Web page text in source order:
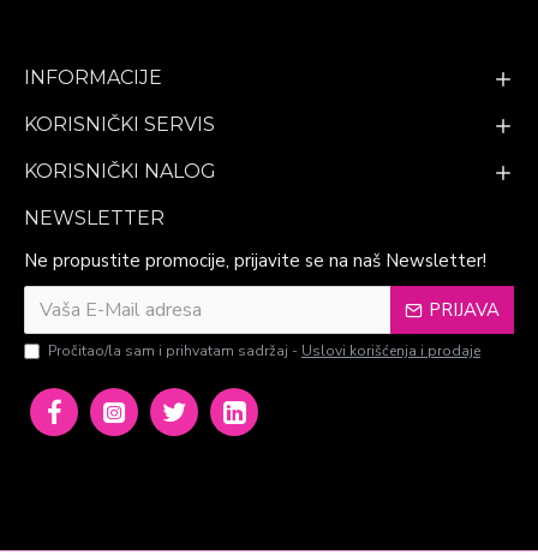
INFORMACIJE
KORISNIČKI SERVIS
KORISNIČKI NALOG
NEWSLETTER
Ne propustite promocije, prijavite se na naš Newsletter!
PRIJAVA
Pročitao/la sam i prihvatam sadržaj - Uslovi korišćenja i prodaje